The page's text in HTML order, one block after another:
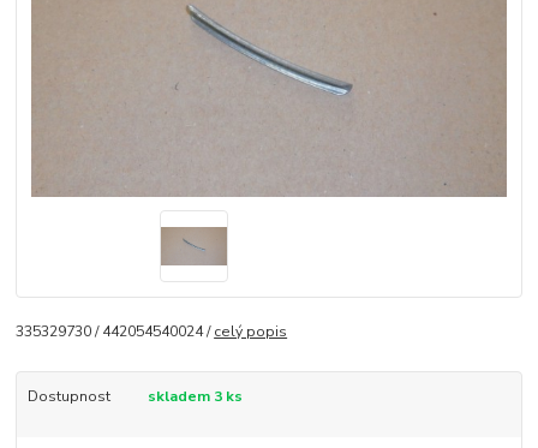
335329730 / 442054540024 /celý popis
Dostupnost skladem 3 ks